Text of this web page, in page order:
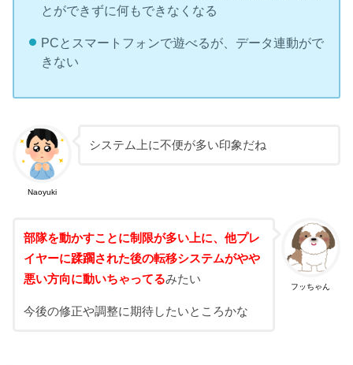
とができずに何もできなくなる
PCとスマートフォンで遊べるが、データ連動がで
きない
Naoyuki
システム上に不便が多い印象だね
フッちゃん
部隊を動かすことに制限が多い上に、他プレ
イヤーに蹂躙された後の転移システムがやや
悪い方向に動いちゃってるみたい
今後の修正や調整に期待したいところかな